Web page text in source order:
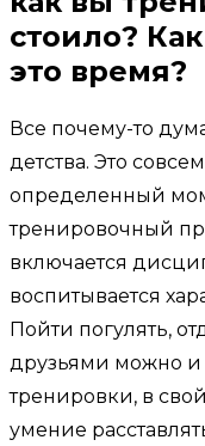
стоило?
это время?
Все почему-то
детства. Это
определенный
тренировочный
включается
воспитывается
Пойти погулять,
друзьями можно и
тренировки, в
умение